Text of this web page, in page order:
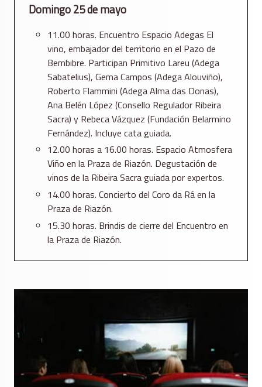
Domingo 25 de mayo
11.00 horas. Encuentro Espacio Adegas El
vino, embajador del territorio en el Pazo de
Bembibre. Participan Primitivo Lareu (Adega
Sabatelius), Gema Campos (Adega Alouviño),
Roberto Flammini (Adega Alma das Donas),
Ana Belén López (Consello Regulador Ribeira
Sacra) y Rebeca Vázquez (Fundación Belarmino
Fernández). Incluye cata guiada.
12.00 horas a 16.00 horas. Espacio Atmosfera
Viño en la Praza de Riazón. Degustación de
vinos de la Ribeira Sacra guiada por expertos.
14.00 horas. Concierto del Coro da Rá en la
Praza de Riazón.
15.30 horas. Brindis de cierre del Encuentro en
la Praza de Riazón.